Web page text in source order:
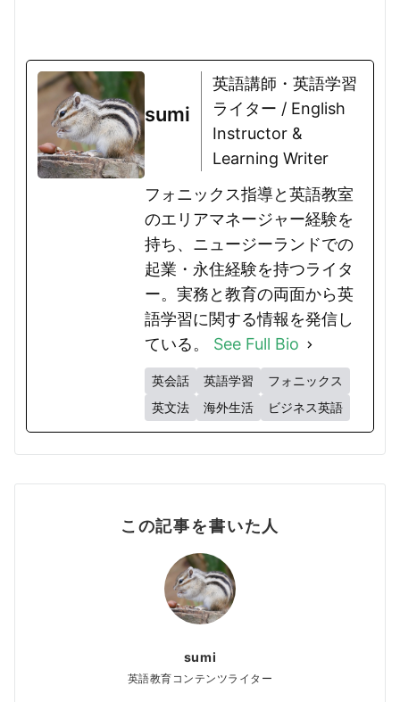
sumi
英語講師・英語学習
ライター / English
Instructor &
Learning Writer
フォニックス指導と英語教室
のエリアマネージャー経験を
持ち、ニュージーランドでの
起業・永住経験を持つライタ
ー。実務と教育の両面から英
語学習に関する情報を発信し
ている。 See Full Bio
英会話 英語学習
フォニックス
英文法
海外生活 ビジネス英語
この記事を書いた人
sumi
英語教育コンテンツライター